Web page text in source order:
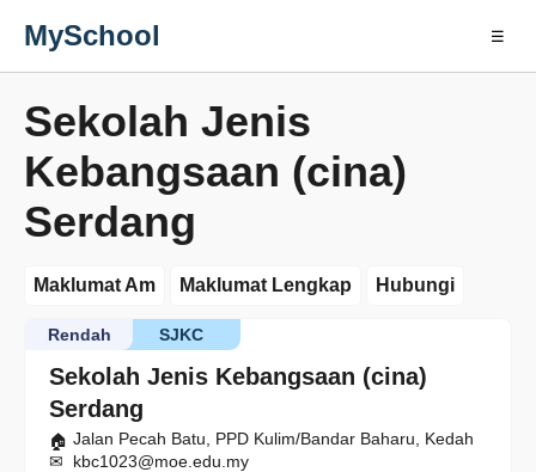
MySchool ☰
Sekolah Jenis
Kebangsaan (cina)
Serdang
Maklumat Am Maklumat Lengkap Hubungi
Sekolah Jenis Kebangsaan (cina)
Serdang
SJKC
Rendah
Jalan Pecah Batu, PPD Kulim/Bandar Baharu, Kedah
kbc1023@moe.edu.my